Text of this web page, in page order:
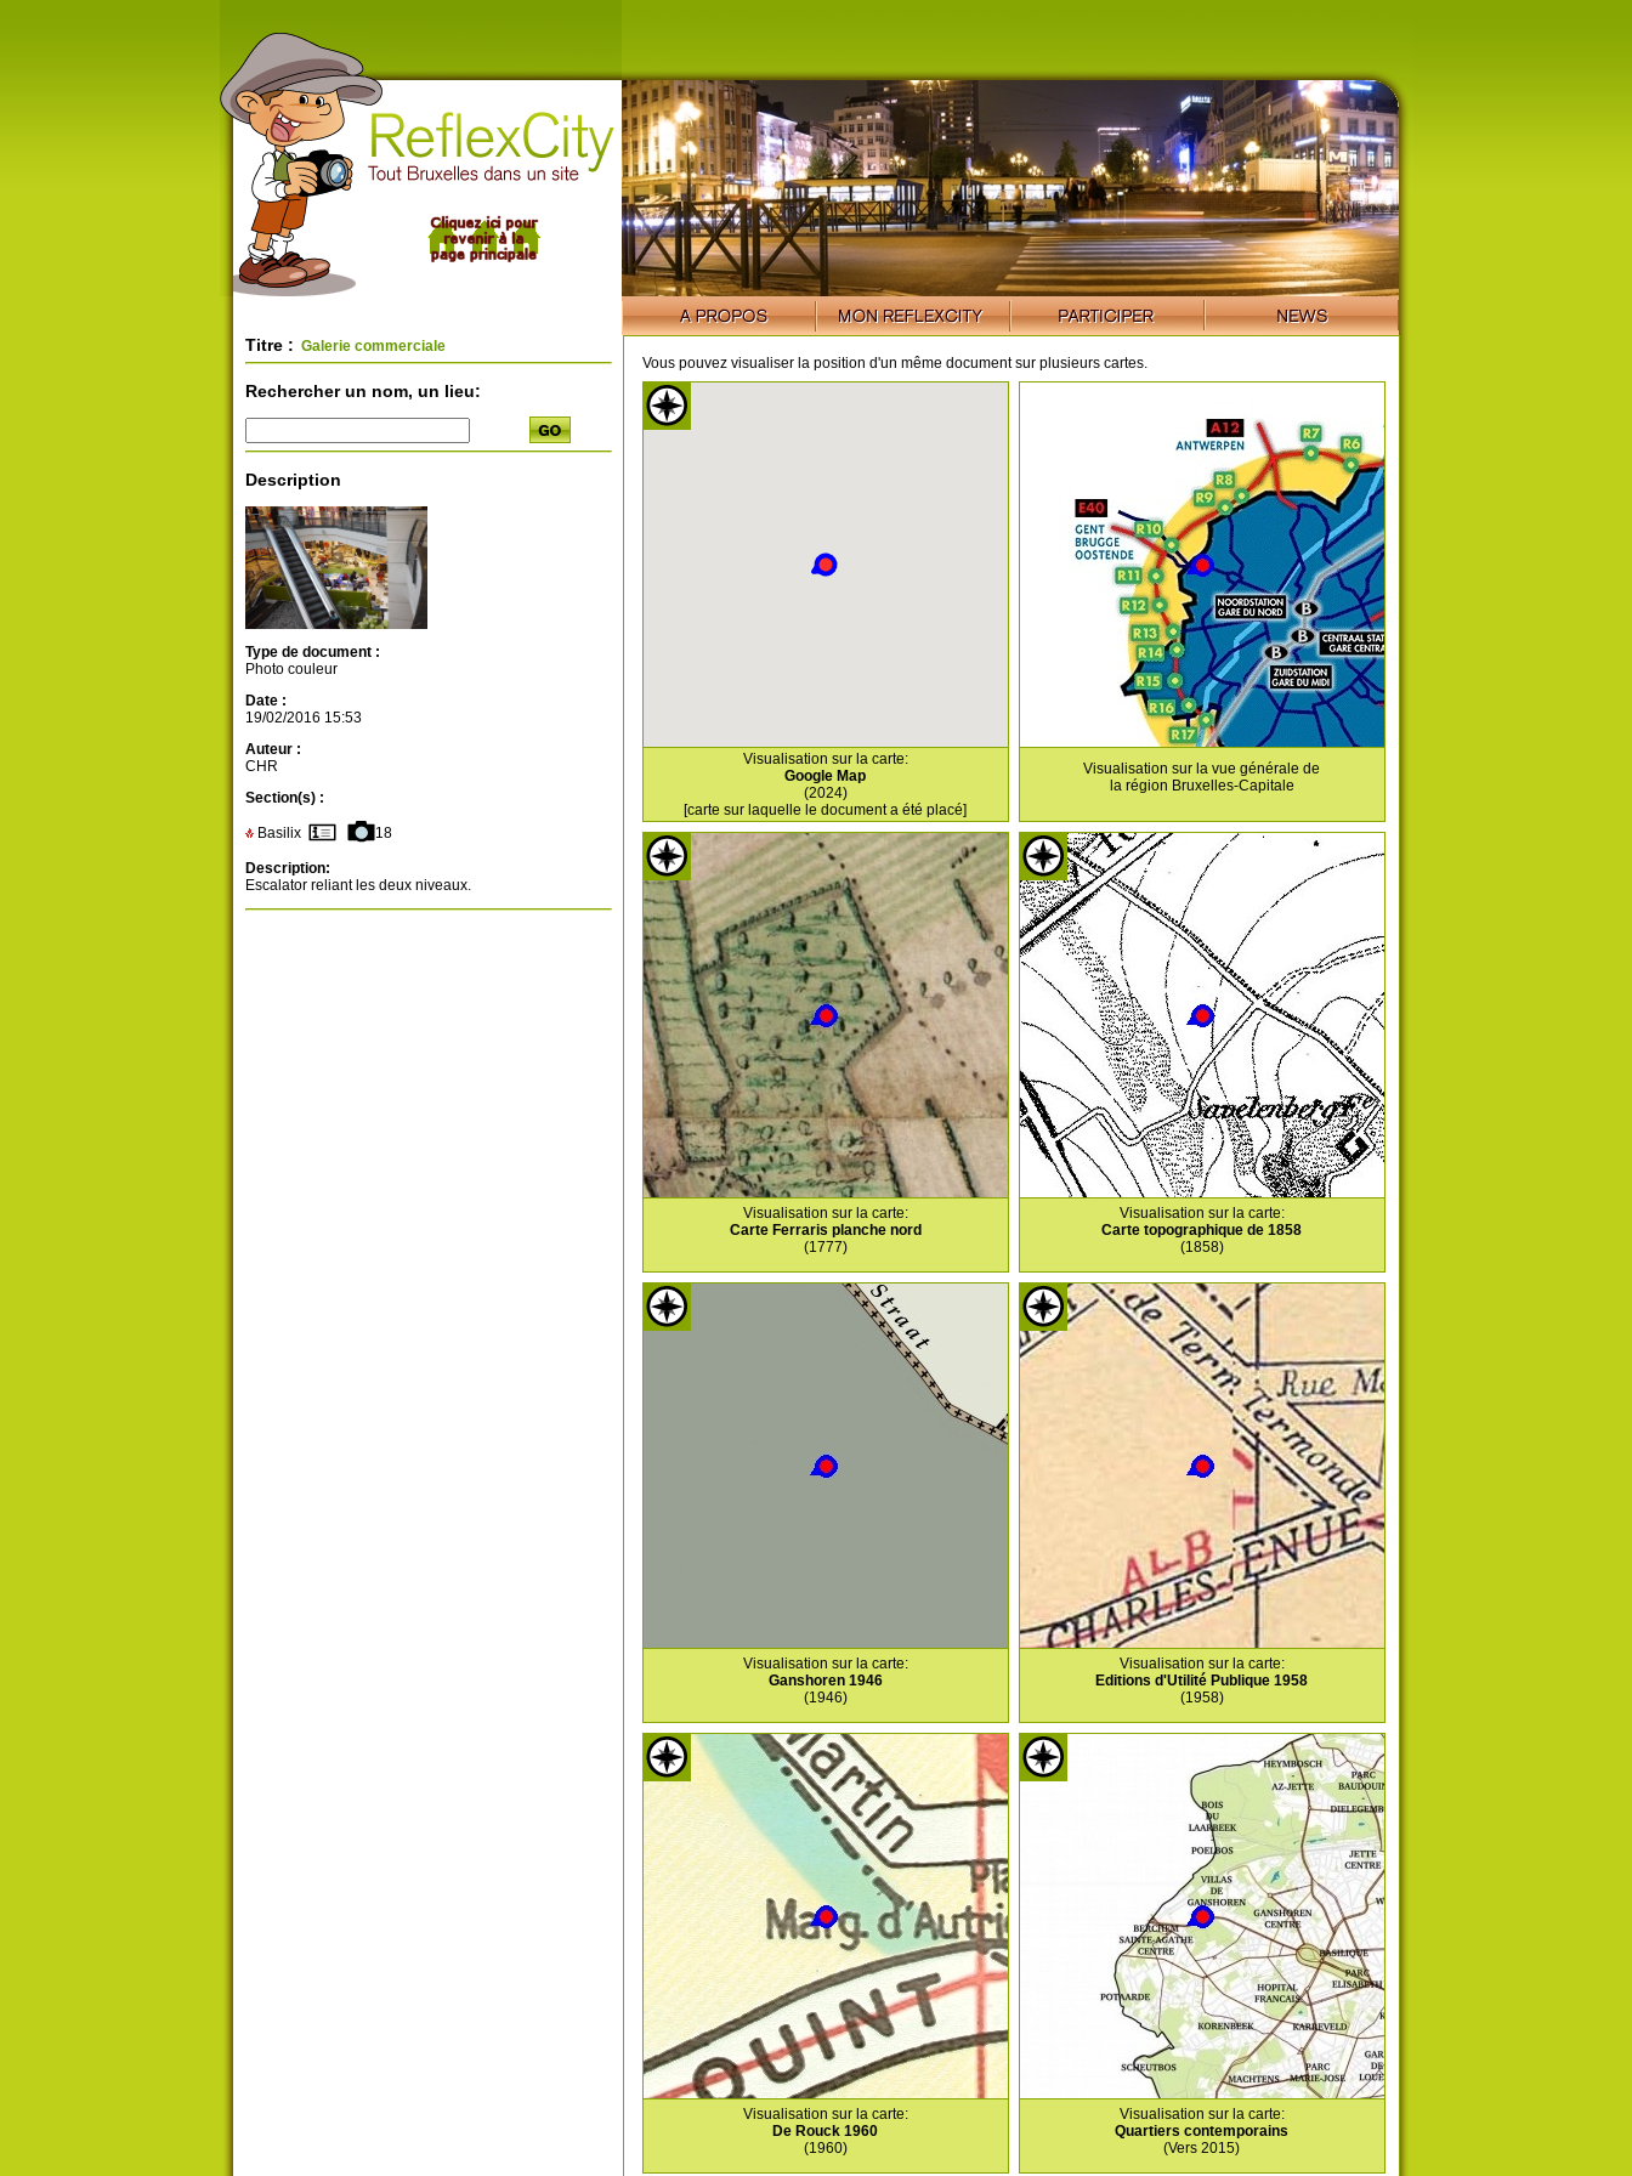
Titre : Galerie commerciale
Rechercher un nom, un lieu:
Description
Type de document :
Photo couleur
Date :
19/02/2016 15:53
Auteur :
CHR
Section(s) :
Basilix 18
Description:
Escalator reliant les deux niveaux.
Vous pouvez visualiser la position d'un même document sur plusieurs cartes.
Visualisation sur la carte:
Google Map
(2024)
[carte sur laquelle le document a été placé]
Visualisation sur la vue générale de
la région Bruxelles-Capitale
Visualisation sur la carte:
Carte Ferraris planche nord
(1777)
Visualisation sur la carte:
Carte topographique de 1858
(1858)
Visualisation sur la carte:
Ganshoren 1946
(1946)
Visualisation sur la carte:
Editions d'Utilité Publique 1958
(1958)
Visualisation sur la carte:
De Rouck 1960
(1960)
Visualisation sur la carte:
Quartiers contemporains
(Vers 2015)